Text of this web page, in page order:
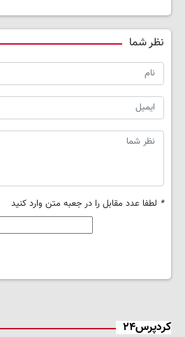
نظر شما
* لطفا عدد مقابل را در جعبه متن وارد کنید
کردپرس۲۴